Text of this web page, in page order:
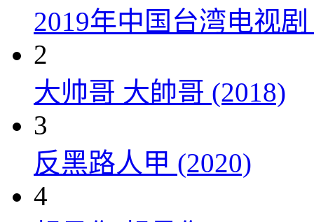
2019年中国台湾电视
2
大帅哥 大帥哥 (2018)
3
反黑路人甲 (2020)
4